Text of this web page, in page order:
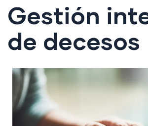
Gestión
de decesos